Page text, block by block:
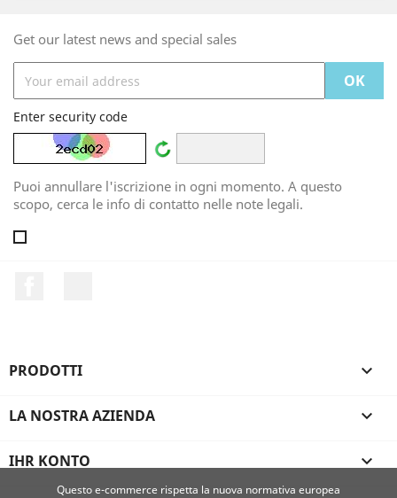
Get our latest news and special sales
Enter security code
Puoi annullare l'iscrizione in ogni momento. A questo
scopo, cerca le info di contatto nelle note legali.
PRODOTTI 
LA NOSTRA AZIENDA 
IHR KONTO 
Questo e-commerce rispetta la nuova normativa europea